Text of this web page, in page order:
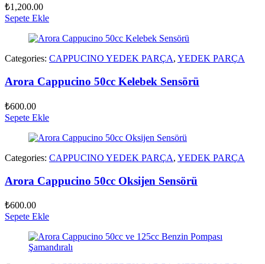
₺1,200.00
Sepete Ekle
Categories: CAPPUCINO YEDEK PARÇA, YEDEK PARÇA
Arora Cappucino 50cc Kelebek Sensörü
₺600.00
Sepete Ekle
Categories: CAPPUCINO YEDEK PARÇA, YEDEK PARÇA
Arora Cappucino 50cc Oksijen Sensörü
₺600.00
Sepete Ekle